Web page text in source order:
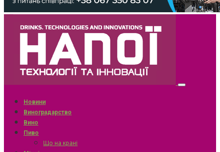
Новини
Виноградарство
Вино
Пиво
Що на крані